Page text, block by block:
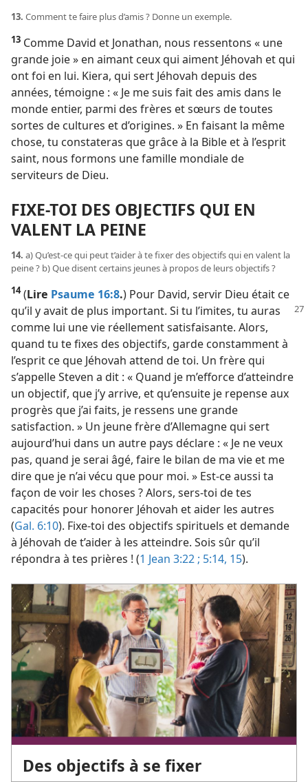
13. Comment te faire plus d’amis ? Donne un exemple.
13 Comme David et Jonathan, nous ressentons « une
grande joie » en aimant ceux qui aiment Jéhovah et qui
ont foi en lui. Kiera, qui sert Jéhovah depuis des
années, témoigne : « Je me suis fait des amis dans le
monde entier, parmi des frères et sœurs de toutes
sortes de cultures et d’origines. » En faisant la même
chose, tu constateras que grâce à la Bible et à l’esprit
saint, nous formons une famille mondiale de
serviteurs de Dieu.
FIXE-​TOI DES OBJECTIFS QUI EN
VALENT LA PEINE
14. a) Qu’est-​ce qui peut t’aider à te fixer des objectifs qui en valent la
peine ? b) Que disent certains jeunes à propos de leurs objectifs ?
14(Lire Psaume 16:8.) Pour David, servir Dieu était ce
qu’il y avait de plus important. Si tu l’imites, tu auras
comme lui une vie réellement satisfaisante. Alors,
quand tu te fixes des objectifs, garde constamment à
l’esprit ce que Jéhovah attend de toi. Un frère qui
s’appelle Steven a dit : « Quand je m’efforce d’atteindre
un objectif, que j’y arrive, et qu’ensuite je repense aux
progrès que j’ai faits, je ressens une grande
satisfaction. » Un jeune frère d’Allemagne qui sert
aujourd’hui dans un autre pays déclare : « Je ne veux
pas, quand je serai âgé, faire le bilan de ma vie et me
dire que je n’ai vécu que pour moi. » Est-​ce aussi ta
façon de voir les choses ? Alors, sers-​toi de tes
capacités pour honorer Jéhovah et aider les autres
(Gal. 6:10). Fixe-​toi des objectifs spirituels et demande
à Jéhovah de t’aider à les atteindre. Sois sûr qu’il
répondra à tes prières ! (1 Jean 3:22 ; 5:14, 15).
Des objectifs à se fixer